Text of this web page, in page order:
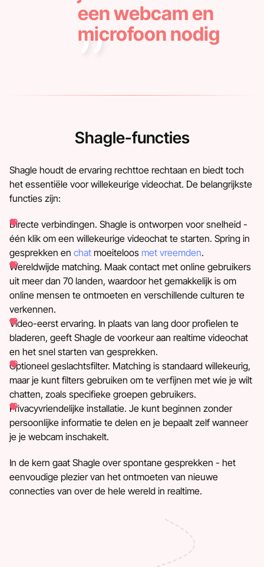
een webcam en
microfoon nodig
Shagle-functies
Shagle houdt de ervaring rechttoe rechtaan en biedt toch
het essentiële voor willekeurige videochat. De belangrijkste
functies zijn:
Directe verbindingen. Shagle is ontworpen voor snelheid -
één klik om een willekeurige videochat te starten. Spring in
gesprekken en chat moeiteloos met vreemden.
Wereldwijde matching. Maak contact met online gebruikers
uit meer dan 70 landen, waardoor het gemakkelijk is om
online mensen te ontmoeten en verschillende culturen te
verkennen.
Video-eerst ervaring. In plaats van lang door profielen te
bladeren, geeft Shagle de voorkeur aan realtime videochat
en het snel starten van gesprekken.
Optioneel geslachtsfilter. Matching is standaard willekeurig,
maar je kunt filters gebruiken om te verfijnen met wie je wilt
chatten, zoals specifieke groepen gebruikers.
Privacyvriendelijke installatie. Je kunt beginnen zonder
persoonlijke informatie te delen en je bepaalt zelf wanneer
je je webcam inschakelt.
In de kern gaat Shagle over spontane gesprekken - het
eenvoudige plezier van het ontmoeten van nieuwe
connecties van over de hele wereld in realtime.